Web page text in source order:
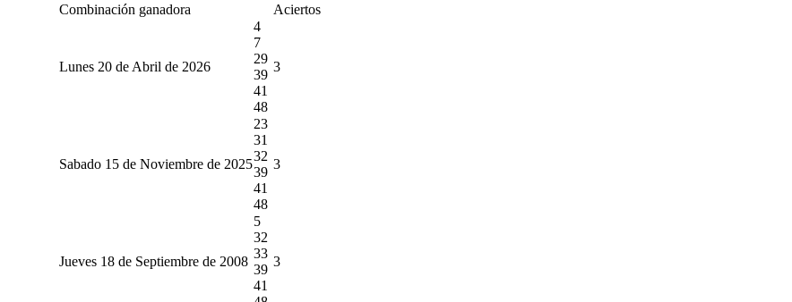
Combinación ganadora Aciertos
Lunes 20 de Abril de 2026
4
7
29
39
41
48
3
Sabado 15 de Noviembre de 2025
23
31
32
39
41
48
3
Jueves 18 de Septiembre de 2008
5
32
33
39
41
3